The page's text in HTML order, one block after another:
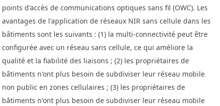
points d'accès de communications optiques sans fil (OWC). Les
avantages de l'application de réseaux NIR sans cellule dans les
bâtiments sont les suivants : (1) la multi-connectivité peut être
configurée avec un réseau sans cellule, ce qui améliore la
qualité et la fiabilité des liaisons ; (2) les propriétaires de
bâtiments n'ont plus besoin de subdiviser leur réseau mobile
non public en zones cellulaires ; (3) les propriétaires de
bâtiments n'ont plus besoin de subdiviser leur réseau mobile